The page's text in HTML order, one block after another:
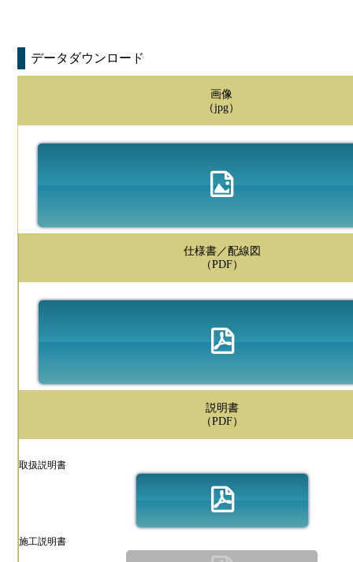
データダウンロード
画像
（jpg）
仕様書／配線図
（PDF）
説明書
（PDF）
取扱説明書
施工説明書